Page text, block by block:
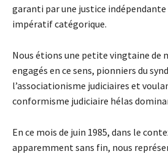
garanti par une justice
impératif catégorique.
Nous étions une petite vingtaine de
engagés en ce sens, pionniers du
l’associationisme judiciaires et
conformisme judiciaire hélas
En ce mois de juin 1985, dans le
apparemment sans fin, nous